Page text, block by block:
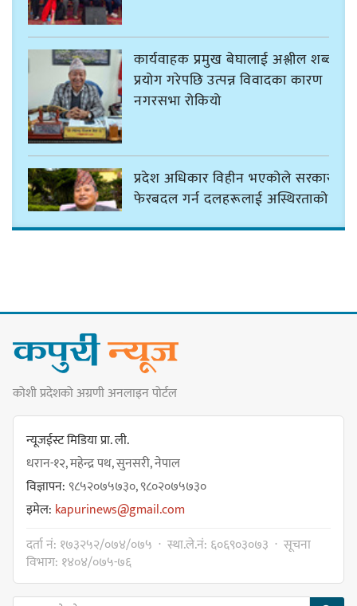
कार्यवाहक प्रमुख बेघालाई अश्लील शब्द
प्रयोग गरेपछि उत्पन्न विवादका कारण
नगरसभा रोकियो
प्रदेश अधिकार विहीन भएकोले सरकार
फेरबदल गर्न दलहरूलाई अस्थिरताको
कार्यसम्पादनमा पहिलो
धरान उपमहानगरपालिकाको नगरसभा
चुल्हो निभ्दा ब्युँझन सक्ने आक्रोश
कोशी प्रदेशको अग्रणी अनलाइन पोर्टल
न्यूजईस्ट मिडिया प्रा. ली.
धरान-१२, महेन्द्र पथ, सुनसरी, नेपाल
विज्ञापन:९८५२०७५७३०, ९८०२०७५७३०
इमेल: kapurinews@gmail.com
दर्ता नं: १७३२५२/०७४/०७५ · स्था.ले.नं: ६०६९०३०७३ · सूचना
विभाग: १४०४/०७५-७६